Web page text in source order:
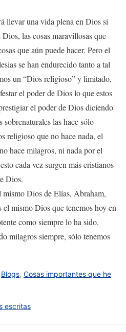
llevar una vida plena en Dios si
las cosas maravillosas que
que aún puede hacer. Pero el
se han endurecido tanto a tal
un “Dios religioso” y limitado,
el poder de Dios lo que estos
el poder de Dios diciendo
sobrenaturales las hace sólo
religioso que no hace nada, el
hace milagros, ni nada por el
cada vez surgen más cristianos
Dios.
Dios de Elías, Abraham,
mismo Dios que tenemos hoy en
como siempre lo ha sido.
milagros siempre, sólo tenemos
Blogs, Cosas importantes que he
escritas